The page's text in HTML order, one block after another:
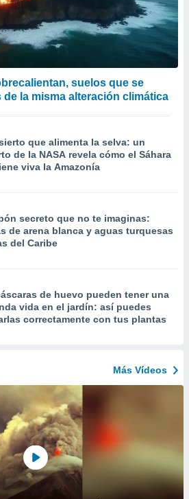
suelos que se
la misma alteración climática
que alimenta la selva: un
de la NASA revela cómo el Sáhara
viva la Amazonía
secreto que no te imaginas:
de arena blanca y aguas turquesas
del Caribe
de huevo pueden tener una
vida en el jardín: así puedes
correctamente con tus plantas
Más Vídeos